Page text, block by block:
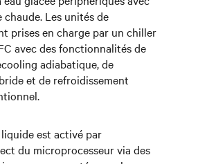
chaude. Les unités de
prises en charge par un chiller
avec des fonctionnalités de
adiabatique, de
et de refroidissement
est activé par
du microprocesseur via des